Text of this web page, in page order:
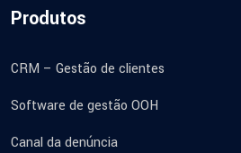
Produtos
CRM – Gestão de clientes
Software de gestão OOH
Canal da denúncia